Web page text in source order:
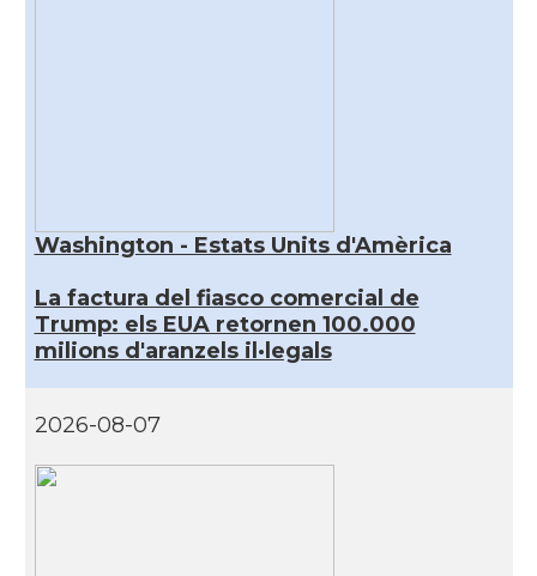
Washington - Estats Units d'Amèrica
La factura del fiasco comercial de
Trump: els EUA retornen 100.000
milions d'aranzels il·legals
2026-08-07